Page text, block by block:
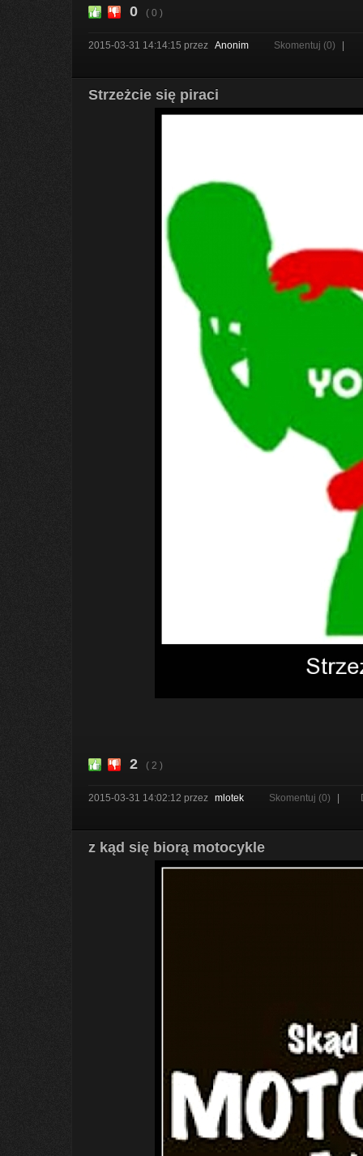
0 ( 0 )
2015-03-31 14:14:15 przez Anonim Skomentuj (0)
Strzeżcie się piraci
2 ( 2 )
2015-03-31 14:02:12 przez mlotek Skomentuj (0)
z kąd się biorą motocykle